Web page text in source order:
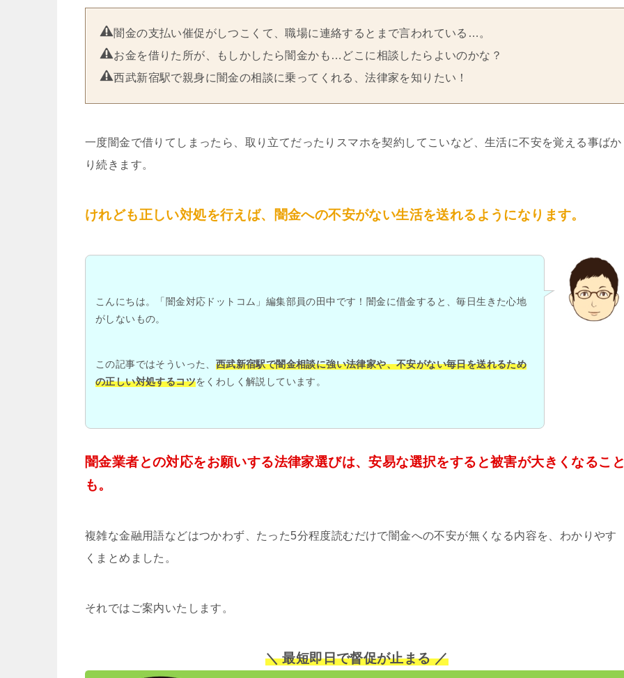
闇金の支払い催促がしつこくて、職場に連絡するとまで言われている…。
お金を借りた所が、もしかしたら闇金かも…どこに相談したらよいのかな？
西武新宿駅で親身に闇金の相談に乗ってくれる、法律家を知りたい！
一度闇金で借りてしまったら、取り立てだったりスマホを契約してこいなど、生活に不安を覚える事ばか
り続きます。
けれども正しい対処を行えば、闇金への不安がない生活を送れるようになります。
こんにちは。「闇金対応ドットコム」編集部員の田中です！闇金に借金すると、毎日生きた心地
がしないもの。
この記事ではそういった、 西武新宿駅で闇金相談に強い法律家や、不安がない毎日を送れるため
の正しい対処するコツをくわしく解説しています。
闇金業者との対応をお願いする法律家選びは、安易な選択をすると被害が大きくなること
も。
複雑な金融用語などはつかわず、たった5分程度読むだけで闇金への不安が無くなる内容を、わかりやす
くまとめました。
それではご案内いたします。
＼ 最短即日で督促が止まる ／